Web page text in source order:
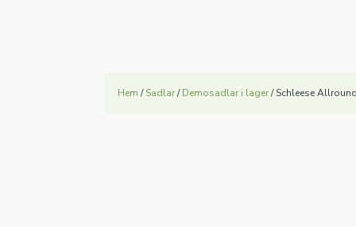
Hem /Sadlar/Demosadlar i lager/ Schleese